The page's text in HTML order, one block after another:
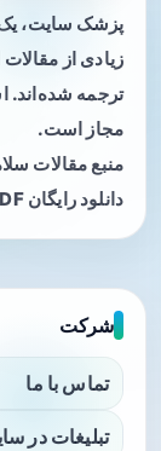
پزشک سایت،
زیادی از
ترجمه شده‌اند.
مجاز است.
منبع مقالات
دانلود رایگان PDF کتاب‌های پزشکی.
شرکت
تماس با ما
تبلیغات در